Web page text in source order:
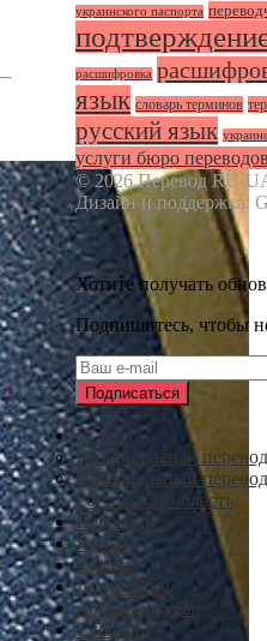
украинского паспорта
расшифровка
язык словарь терминов
русский язык
услуги бюро переводов
© 2026 Перевод RU-
Дизайн и поддержка:
x
Хотите получать
Подпишитесь, чтобы
Услуги
Нотариальный
Нотариальный
Ростовская область
Переводы
Языки
Страны
Документы
Аббревиатуры
Словарь